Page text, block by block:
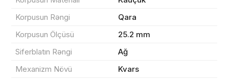
Korpusun Rəngi
Qara
Korpusun Ölçüsü
25.2 mm
Siferblatın Rəngi
Ağ
Mexanizm Növü
Kvars
Məhsul toplam
Endirim
Çatdırılma